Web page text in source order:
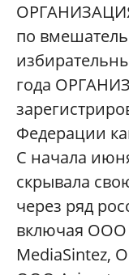
по
года
Федерации
С начала
скрывала
через ряд
включая ООО
MediaSintez,